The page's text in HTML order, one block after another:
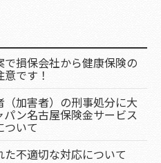
で損保会社から健康保険の
です！
加害者）の刑事処分に大
ン名古屋保険金サービス
ついて
不適切な対応について